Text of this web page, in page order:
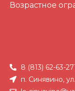
Возрастное
8 (813) 62-63-
п. Синявино,